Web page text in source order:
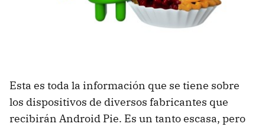
Esta es toda la información que se tiene sobre
los dispositivos de diversos fabricantes que
recibirán Android Pie. Es un tanto escasa, pero